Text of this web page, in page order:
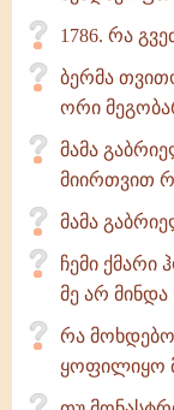
1786. რა
ბერმა
ორი
მამა
მიირთვით
მამა
ჩემი ქმარი
მე არ
რა
ყოფილიყო